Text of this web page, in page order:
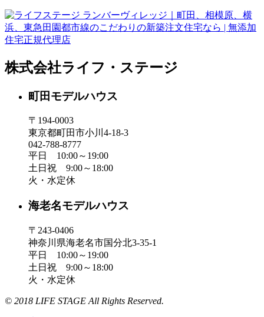
株式会社ライフ・ステージ
町田モデルハウス
〒194-0003
東京都町田市小川4-18-3
042-788-8777
平日 10:00～19:00
土日祝 9:00～18:00
火・水定休
海老名モデルハウス
〒243-0406
神奈川県海老名市国分北3-35-1
平日 10:00～19:00
土日祝 9:00～18:00
火・水定休
© 2018 LIFE STAGE All Rights Reserved.